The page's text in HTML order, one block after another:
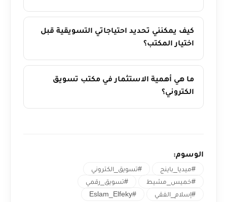
كيف يمكنني تحديد احتياجاتي التسويقية قبل
اختيار المكتب؟
ما هي أهمية الاستثمار في مكتب تسويق
الكتروني؟
الوسوم:
#ميديا_باينج
#تسويق_الكتروني
#خميس_مشيط
#تسويق_رقمي
#إسلام_الفقي
#Eslam_Elfeky